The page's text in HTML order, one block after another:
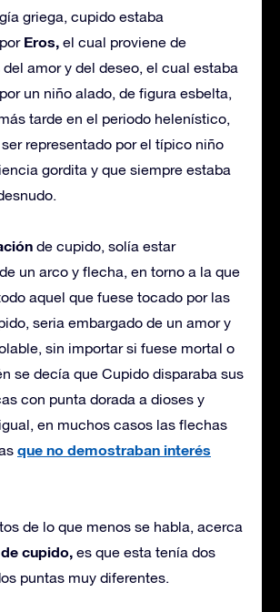
griega, cupido estaba
Eros, el cual proviene de
del amor y del deseo, el cual estaba
un niño alado, de figura esbelta,
tarde en el periodo helenístico,
representado por el típico niño
gordita y que siempre estaba
de cupido, solía estar
un arco y flecha, en torno a la que
aquel que fuese tocado por las
seria embargado de un amor y
sin importar si fuese mortal o
se decía que Cupido disparaba sus
con punta dorada a dioses y
en muchos casos las flechas
que no demostraban interés
de lo que menos se habla, acerca
cupido, es que esta tenía dos
puntas muy diferentes.